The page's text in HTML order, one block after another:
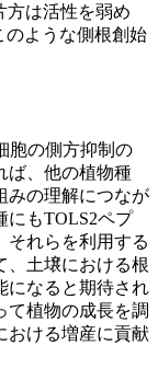
方は活性を弱め
のような側根創始
胞の側方抑制の
ば、他の植物種
みの理解につなが
にもTOLS2ペプ
それらを利用する
、土壌における根
になると期待され
て植物の成長を調
おける増産に貢献